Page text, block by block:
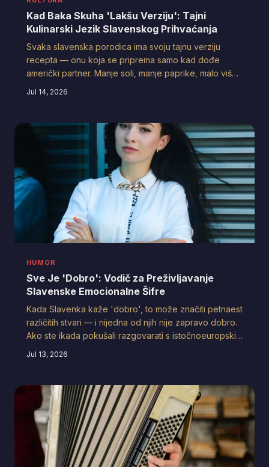
Kad Baka Skuha 'Lakšu Verziju': Tajni
Kulinarski Jezik Slavenskog Prihvaćanja
Svaka slavenska porodica ima svoju tajnu verziju
recepta — onu koja se priprema samo kad dođe
američki partner. Manje soli, manje paprike, malo više
Jul 14, 2026
HUMOR
Sve Je 'Dobro': Vodič za Preživljavanje
Slavenske Emocionalne Šifre
Kada Slavenka kaže 'dobro', to može značiti petnaest
različitih stvari — i nijedna od njih nije zapravo dobro.
Ako ste ikada pokušali razgovarati s istočnoeuropskim
Jul 13, 2026